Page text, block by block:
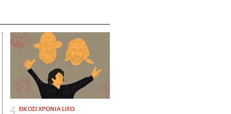
ΕΙΚΟΣΙ ΧΡΟΝΙΑ LIFO